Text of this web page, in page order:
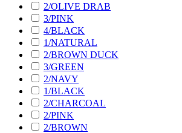
2/OLIVE DRAB
3/PINK
4/BLACK
1/NATURAL
2/BROWN DUCK
3/GREEN
2/NAVY
1/BLACK
2/CHARCOAL
2/PINK
2/BROWN